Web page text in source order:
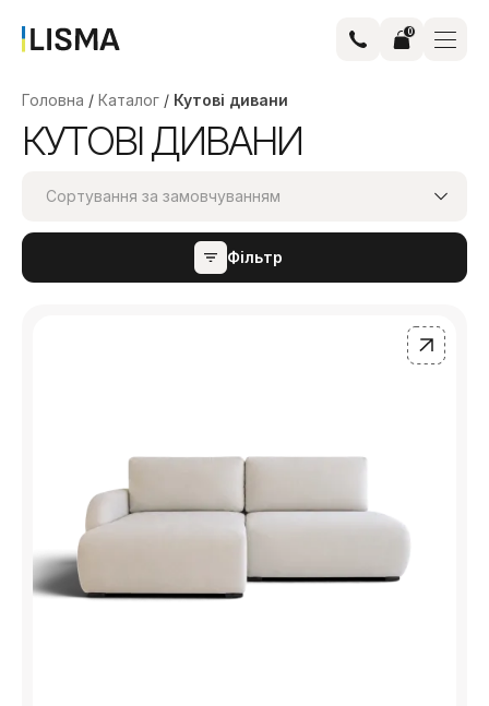
0
Головна / Каталог / Кутові дивани
КУТОВІ ДИВАНИ
Сортування за замовчуванням
Фільтр